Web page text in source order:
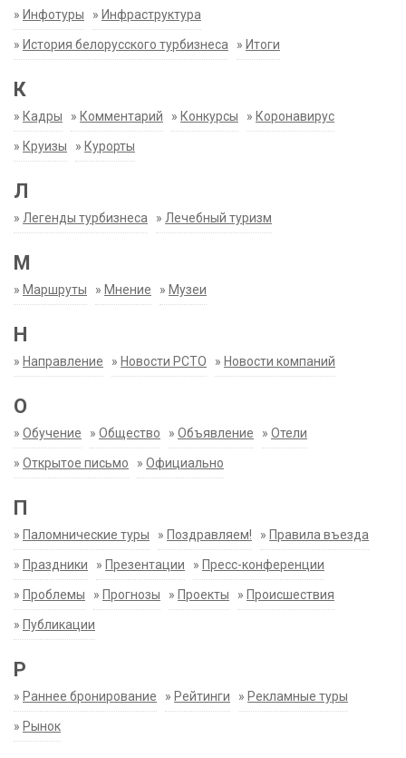
» Инфотуры » Инфраструктура
» История белорусского турбизнеса » Итоги
К
» Кадры » Комментарий » Конкурсы » Коронавирус
» Круизы » Курорты
Л
» Легенды турбизнеса » Лечебный туризм
М
» Маршруты » Мнение » Музеи
Н
» Направление » Новости РСТО » Новости компаний
О
» Обучение » Общество » Объявление » Отели
» Открытое письмо » Официально
П
» Паломнические туры » Поздравляем! » Правила въезда
» Праздники » Презентации » Пресс-конференции
» Проблемы » Прогнозы » Проекты » Происшествия
» Публикации
Р
» Раннее бронирование » Рейтинги » Рекламные туры
» Рынок